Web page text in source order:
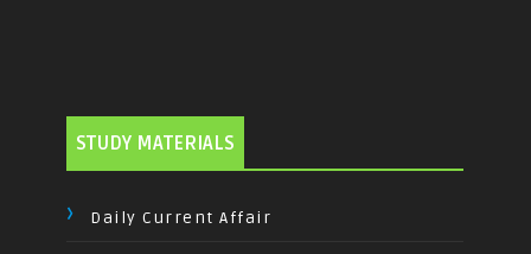
STUDY MATERIALS
Daily Current Affair